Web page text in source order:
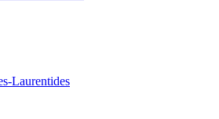
Laurentides